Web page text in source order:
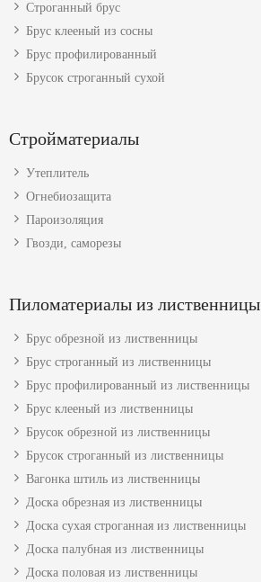
Строганный брус
Брус клееный из сосны
Брус профилированный
Брусок строганный сухой
Стройматериалы
Утеплитель
Огнебиозащита
Пароизоляция
Гвозди, саморезы
Пиломатериалы из лиственницы
Брус обрезной из лиственницы
Брус строганный из лиственницы
Брус профилированный из лиственницы
Брус клееный из лиственницы
Брусок обрезной из лиственницы
Брусок строганный из лиственницы
Вагонка штиль из лиственницы
Доска обрезная из лиственницы
Доска сухая строганная из лиственницы
Доска палубная из лиственницы
Доска половая из лиственницы